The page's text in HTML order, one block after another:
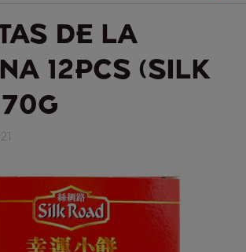
DE LA
12PCS (SILK